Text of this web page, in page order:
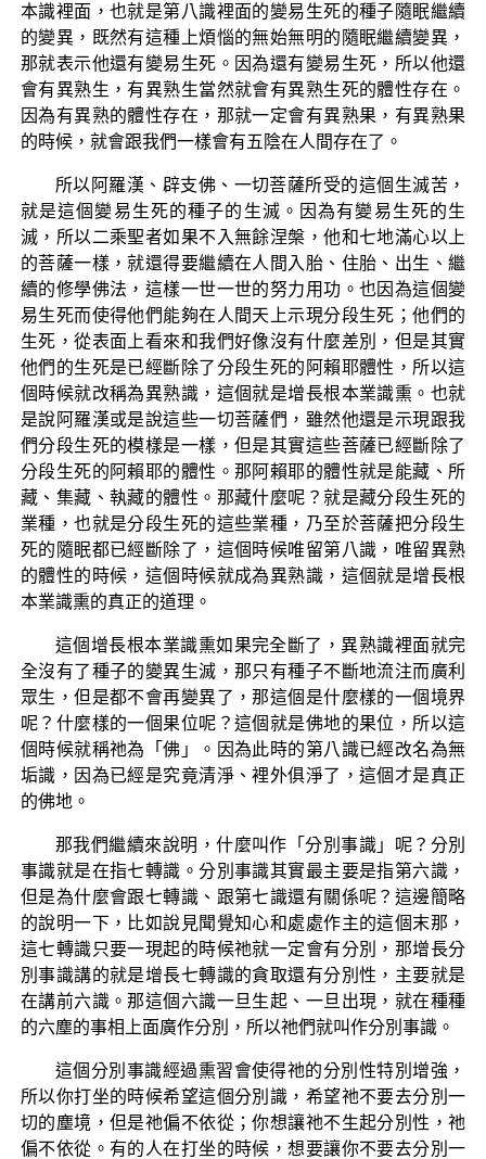
本識裡面，也就是第八識裡面的變易生死的種子隨眠繼續
的變異，既然有這種上煩惱的無始無明的隨眠繼續變異，
那就表示他還有變易生死。因為還有變易生死，所以他還
會有異熟生，有異熟生當然就會有異熟生死的體性存在。
因為有異熟的體性存在，那就一定會有異熟果，有異熟果
的時候，就會跟我們一樣會有五陰在人間存在了。
所以阿羅漢、辟支佛、一切菩薩所受的這個生滅苦，
就是這個變易生死的種子的生滅。因為有變易生死的生
滅，所以二乘聖者如果不入無餘涅槃，他和七地滿心以上
的菩薩一樣，就還得要繼續在人間入胎、住胎、出生、繼
續的修學佛法，這樣一世一世的努力用功。也因為這個變
易生死而使得他們能夠在人間天上示現分段生死；他們的
生死，從表面上看來和我們好像沒有什麼差別，但是其實
他們的生死是已經斷除了分段生死的阿賴耶體性，所以這
個時候就改稱為異熟識，這個就是增長根本業識熏。也就
是說阿羅漢或是說這些一切菩薩們，雖然他還是示現跟我
們分段生死的模樣是一樣，但是其實這些菩薩已經斷除了
分段生死的阿賴耶的體性。那阿賴耶的體性就是能藏、所
藏、集藏、執藏的體性。那藏什麼呢？就是藏分段生死的
業種，也就是分段生死的這些業種，乃至於菩薩把分段生
死的隨眠都已經斷除了，這個時候唯留第八識，唯留異熟
的體性的時候，這個時候就成為異熟識，這個就是增長根
本業識熏的真正的道理。
這個增長根本業識熏如果完全斷了，異熟識裡面就完
全沒有了種子的變異生滅，那只有種子不斷地流注而廣利
眾生，但是都不會再變異了，那這個是什麼樣的一個境界
呢？什麼樣的一個果位呢？這個就是佛地的果位，所以這
個時候就稱祂為「佛」。因為此時的第八識已經改名為無
垢識，因為已經是究竟清淨、裡外俱淨了，這個才是真正
的佛地。
那我們繼續來說明，什麼叫作「分別事識」呢？分別
事識就是在指七轉識。分別事識其實最主要是指第六識，
但是為什麼會跟七轉識、跟第七識還有關係呢？這邊簡略
的說明一下，比如說見聞覺知心和處處作主的這個末那，
這七轉識只要一現起的時候祂就一定會有分別，那增長分
別事識講的就是增長七轉識的貪取還有分別性，主要就是
在講前六識。那這個六識一旦生起、一旦出現，就在種種
的六塵的事相上面廣作分別，所以祂們就叫作分別事識。
這個分別事識經過熏習會使得祂的分別性特別增強，
所以你打坐的時候希望這個分別識，希望祂不要去分別一
切的塵境，但是祂偏不依從；你想讓祂不生起分別性，祂
偏不依從。有的人在打坐的時候，想要讓你不要去分別一